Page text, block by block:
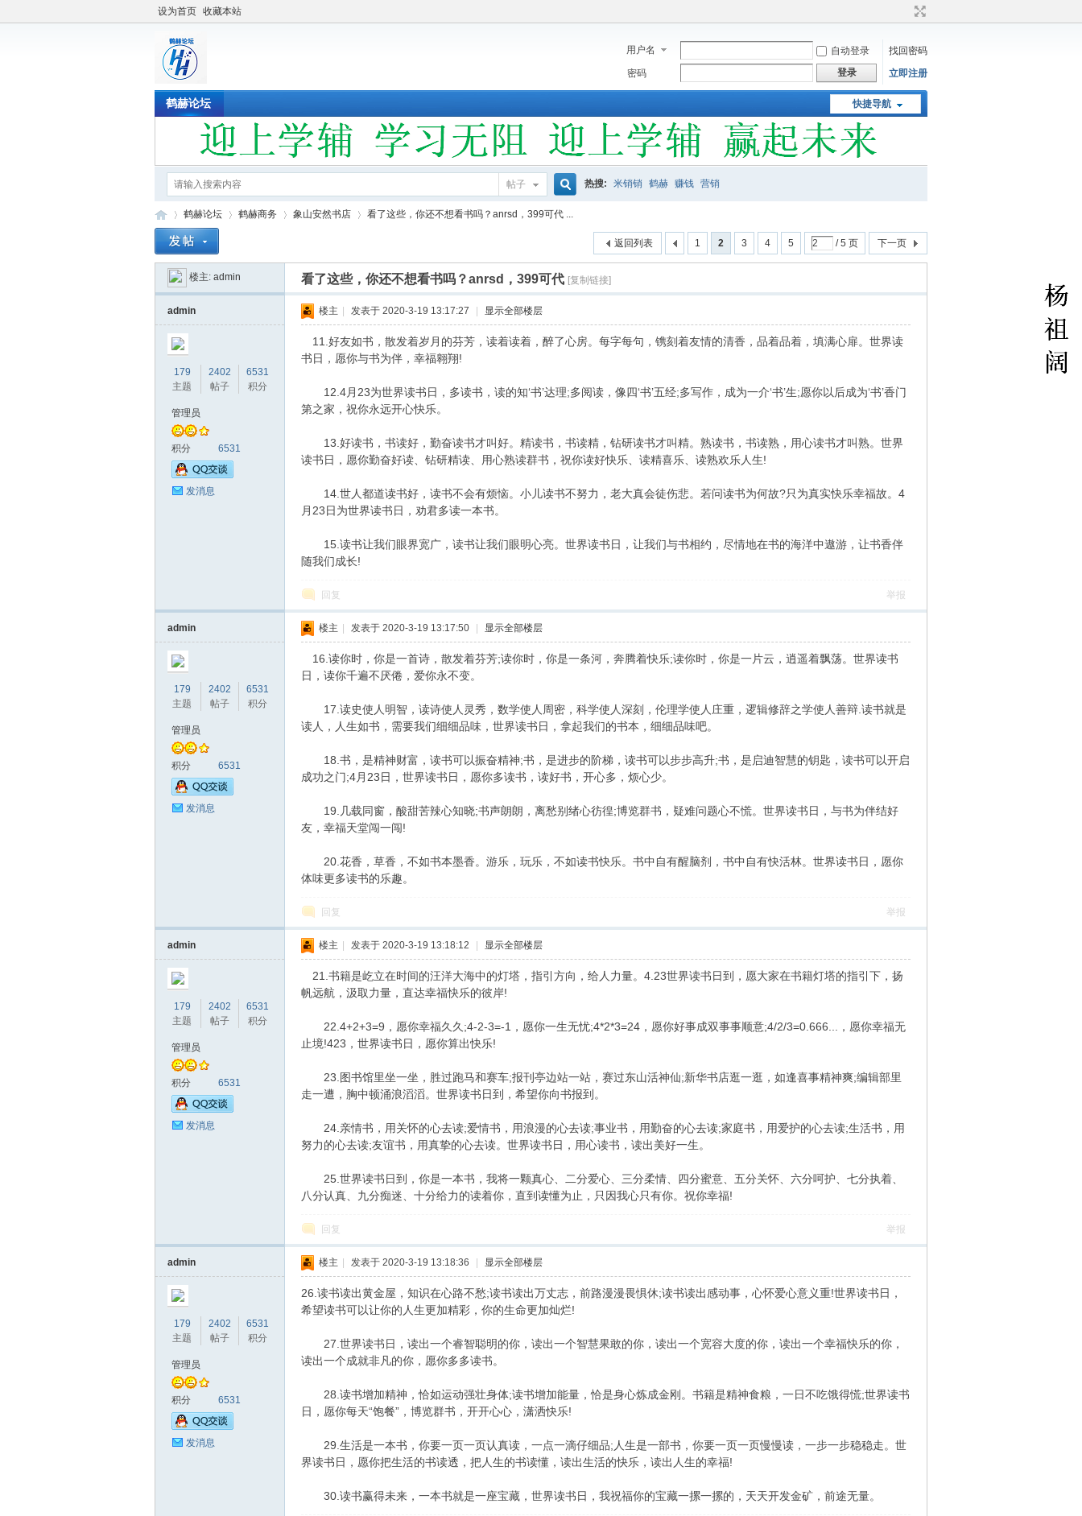
设为首页 收藏本站
用户名 自动登录
找回密码
密码
登录 立即注册
快捷导航
鹤赫论坛
帖子
搜
索
热搜: 米销销 鹤赫 赚钱 营销
»
鹤赫论坛
›
鹤赫商务 象山安然书店
›
看了这些，你还不想看书吗？anrsd，399可代 ...
1 2 3 4 5 / 5 页 下一页
返回列表
楼主: admin 看了这些，你还不想看书吗？anrsd，399可代 [复制链接]
admin
179
主题
2402
帖子
6531
积分
管理员
积分 6531
发消息
楼主 发表于 2020-3-19 13:17:27 显示全部楼层
11.好友如书，散发着岁月的芬芳，读着读着，醉了心房。每字每句，镌刻着友情的清香，品着品着，填满心扉。世界读
书日，愿你与书为伴，幸福翱翔!
12.4月23为世界读书日，多读书，读的知‘书’达理;多阅读，像四‘书’五经;多写作，成为一介‘书’生;愿你以后成为‘书’香门
第之家，祝你永远开心快乐。
13.好读书，书读好，勤奋读书才叫好。精读书，书读精，钻研读书才叫精。熟读书，书读熟，用心读书才叫熟。世界
读书日，愿你勤奋好读、钻研精读、用心熟读群书，祝你读好快乐、读精喜乐、读熟欢乐人生!
14.世人都道读书好，读书不会有烦恼。小儿读书不努力，老大真会徒伤悲。若问读书为何故?只为真实快乐幸福故。4
月23日为世界读书日，劝君多读一本书。
15.读书让我们眼界宽广，读书让我们眼明心亮。世界读书日，让我们与书相约，尽情地在书的海洋中遨游，让书香伴
随我们成长!
回复 举报
admin
179
主题
2402
帖子
6531
积分
管理员
积分 6531
发消息
楼主 发表于 2020-3-19 13:17:50 显示全部楼层
16.读你时，你是一首诗，散发着芬芳;读你时，你是一条河，奔腾着快乐;读你时，你是一片云，逍遥着飘荡。世界读书
日，读你千遍不厌倦，爱你永不变。
17.读史使人明智，读诗使人灵秀，数学使人周密，科学使人深刻，伦理学使人庄重，逻辑修辞之学使人善辩.读书就是
读人，人生如书，需要我们细细品味，世界读书日，拿起我们的书本，细细品味吧。
18.书，是精神财富，读书可以振奋精神;书，是进步的阶梯，读书可以步步高升;书，是启迪智慧的钥匙，读书可以开启
成功之门;4月23日，世界读书日，愿你多读书，读好书，开心多，烦心少。
19.几载同窗，酸甜苦辣心知晓;书声朗朗，离愁别绪心彷徨;博览群书，疑难问题心不慌。世界读书日，与书为伴结好
友，幸福天堂闯一闯!
20.花香，草香，不如书本墨香。游乐，玩乐，不如读书快乐。书中自有醒脑剂，书中自有快活林。世界读书日，愿你
体味更多读书的乐趣。
回复 举报
admin
179
主题
2402
帖子
6531
积分
管理员
积分 6531
发消息
楼主 发表于 2020-3-19 13:18:12 显示全部楼层
21.书籍是屹立在时间的汪洋大海中的灯塔，指引方向，给人力量。4.23世界读书日到，愿大家在书籍灯塔的指引下，扬
帆远航，汲取力量，直达幸福快乐的彼岸!
22.4+2+3=9，愿你幸福久久;4-2-3=-1，愿你一生无忧;4*2*3=24，愿你好事成双事事顺意;4/2/3=0.666...，愿你幸福无
止境!423，世界读书日，愿你算出快乐!
23.图书馆里坐一坐，胜过跑马和赛车;报刊亭边站一站，赛过东山活神仙;新华书店逛一逛，如逢喜事精神爽;编辑部里
走一遭，胸中顿涌浪滔滔。世界读书日到，希望你向书报到。
24.亲情书，用关怀的心去读;爱情书，用浪漫的心去读;事业书，用勤奋的心去读;家庭书，用爱护的心去读;生活书，用
努力的心去读;友谊书，用真挚的心去读。世界读书日，用心读书，读出美好一生。
25.世界读书日到，你是一本书，我将一颗真心、二分爱心、三分柔情、四分蜜意、五分关怀、六分呵护、七分执着、
八分认真、九分痴迷、十分给力的读着你，直到读懂为止，只因我心只有你。祝你幸福!
回复 举报
admin
179
主题
2402
帖子
6531
积分
管理员
积分 6531
发消息
楼主 发表于 2020-3-19 13:18:36 显示全部楼层
26.读书读出黄金屋，知识在心路不愁;读书读出万丈志，前路漫漫畏惧休;读书读出感动事，心怀爱心意义重!世界读书日，
希望读书可以让你的人生更加精彩，你的生命更加灿烂!
27.世界读书日，读出一个睿智聪明的你，读出一个智慧果敢的你，读出一个宽容大度的你，读出一个幸福快乐的你，
读出一个成就非凡的你，愿你多多读书。
28.读书增加精神，恰如运动强壮身体;读书增加能量，恰是身心炼成金刚。书籍是精神食粮，一日不吃饿得慌;世界读书
日，愿你每天“饱餐”，博览群书，开开心心，潇洒快乐!
29.生活是一本书，你要一页一页认真读，一点一滴仔细品;人生是一部书，你要一页一页慢慢读，一步一步稳稳走。世
界读书日，愿你把生活的书读透，把人生的书读懂，读出生活的快乐，读出人生的幸福!
30.读书赢得未来，一本书就是一座宝藏，世界读书日，我祝福你的宝藏一摞一摞的，天天开发金矿，前途无量。